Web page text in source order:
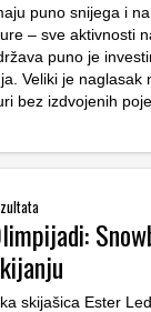
puno snijega i
– sve aktivnosti
puno je
Veliki je naglasak
bez izdvojenih
skijašica Ester